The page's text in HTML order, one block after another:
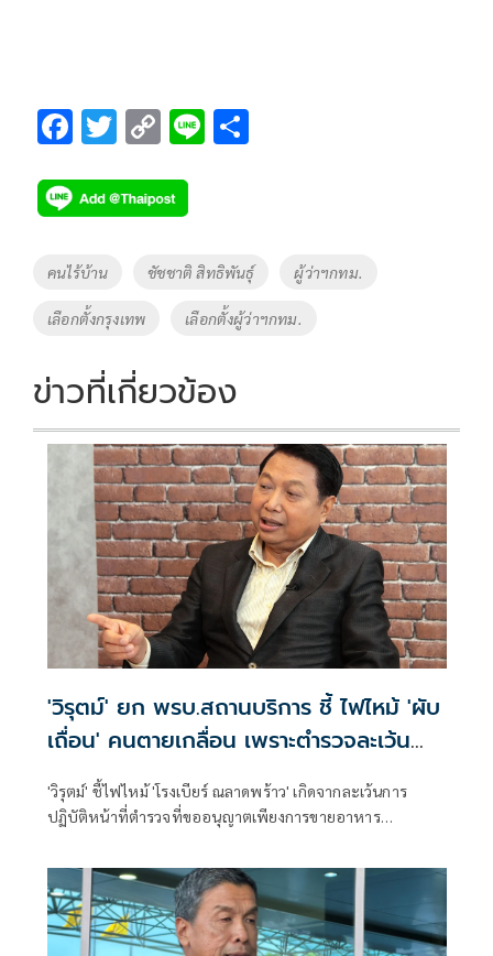
F
e
b
o
o
k
T
tt
er
C
p
y
Li
Li
Tags
คนไร้บ้าน ชัชชาติ สิทธิพันธุ์ ผู้ว่าฯกทม.
เลือกตั้งกรุงเทพ เลือกตั้งผู้ว่าฯกทม.
ข่าวที่เกี่ยวข้อง
'วิรุตม์' ยก พรบ.สถานบริการ ชี้ ไฟไหม้ 'ผับ
เถื่อน' คนตายเกลื่อน เพราะตำรวจละเว้น
หน้าที่
'วิรุตม์' ชี้ไฟไหม้ 'โรงเบียร์ ณลาดพร้าว' เกิดจากละเว้นการ
ปฏิบัติหน้าที่ตำรวจที่ขออนุญาตเพียงการขายอาหาร
เจ้าหน้าที่' ทำหน้าที่ตรวจตรามิให้มีผู้ใดฝ่าฝืนเปิด 'สถานบริการ
เถื่อน' หากพบการทำผิดต้องจับกุมดำเนินคดี